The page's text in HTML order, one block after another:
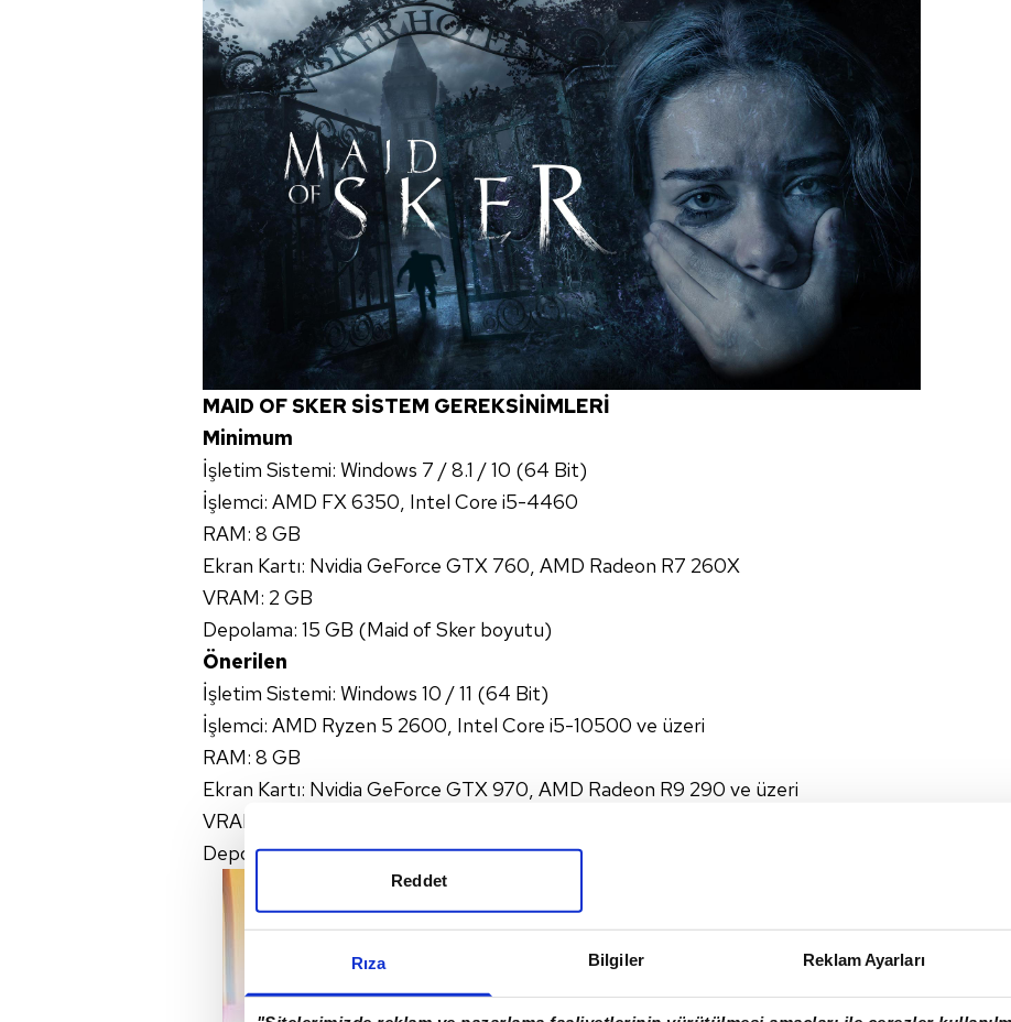
Rıza Bilgiler Reklam Ayarları
Reddet
MAID OF SKER SİSTEM GEREKSİNİMLERİ
Minimum
İşletim Sistemi: Windows 7 / 8.1 / 10 (64 Bit)
İşlemci: AMD FX 6350, Intel Core i5-4460
RAM: 8 GB
Ekran Kartı: Nvidia GeForce GTX 760, AMD Radeon R7 260X
VRAM: 2 GB
Depolama: 15 GB (Maid of Sker boyutu)
Önerilen
İşletim Sistemi: Windows 10 / 11 (64 Bit)
İşlemci: AMD Ryzen 5 2600, Intel Core i5-10500 ve üzeri
RAM: 8 GB
Ekran Kartı: Nvidia GeForce GTX 970, AMD Radeon R9 290 ve üzeri
VRAM: 4 GB
Depolama: 15 GB